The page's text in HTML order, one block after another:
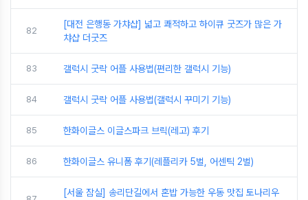
82
[대전 은행동 가챠샵] 넓고 쾌적하고 하이큐 굿즈가 많은 가
챠샵 더굿즈
83 갤럭시 굿락 어플 사용법(편리한 갤럭시 기능)
84 갤럭시 굿락 어플 사용법(갤럭시 꾸미기 기능)
85 한화이글스 이글스파크 브릭(레고) 후기
86 한화이글스 유니폼 후기(레플리카 5벌, 어센틱 2벌)
[서울 잠실] 송리단길에서 혼밥 가능한 우동 맛집 토나리우